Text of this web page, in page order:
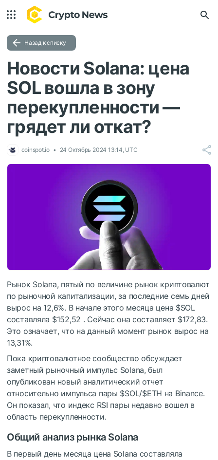
Назад к списку
Новости Solana: цена
SOL вошла в зону
перекупленности —
грядет ли откат?
coinspot.io 24 Октябрь 2024 13:14, UTC
Рынок Solana, пятый по величине рынок криптовалют
по рыночной капитализации, за последние семь дней
вырос на 12,6%. В начале этого месяца цена $SOL
составляла $152,52 . Сейчас она составляет $172,83.
Это означает, что на данный момент рынок вырос на
13,31%.
Пока криптовалютное сообщество обсуждает
заметный рыночный импульс Solana, был
опубликован новый аналитический отчет
относительно импульса пары $SOL/$ETH на Binance.
Он показал, что индекс RSI пары недавно вошел в
область перекупленности.
Общий анализ рынка Solana
В первый день месяца цена Solana составляла